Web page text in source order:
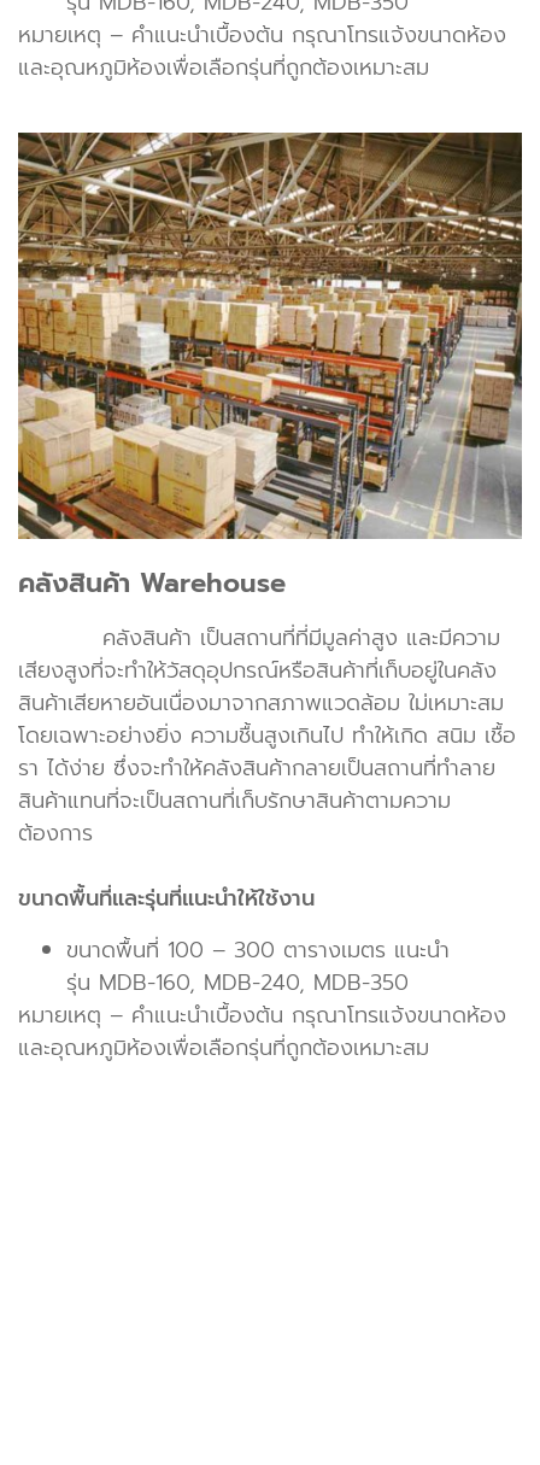
หมายเหตุ – คำแนะนำเบื้องต้น กรุณาโทรแจ้งขนาดห้อง
และอุณหภูมิห้องเพื่อเลือกรุ่นที่ถูกต้องเหมาะสม
คลังสินค้า Warehouse
คลังสินค้า เป็นสถานที่ที่มีมูลค่าสูง และมีความ
เสียงสูงที่จะทำให้วัสดุอุปกรณ์หรือสินค้าที่เก็บอยู่ในคลัง
สินค้าเสียหายอันเนื่องมาจากสภาพแวดล้อม ใม่เหมาะสม
โดยเฉพาะอย่างยิ่ง ความชื้นสูงเกินไป ทำให้เกิด สนิม เชื้อ
รา ได้ง่าย ซึ่งจะทำให้คลังสินค้ากลายเป็นสถานที่ทำลาย
สินค้าแทนที่จะเป็นสถานที่เก็บรักษาสินค้าตามความ
ต้องการ
ขนาดพื้นที่และรุ่นที่แนะนำให้ใช้งาน
ขนาดพื้นที่ 100 – 300 ตารางเมตร แนะนำ
รุ่น MDB-160, MDB-240, MDB-350
หมายเหตุ – คำแนะนำเบื้องต้น กรุณาโทรแจ้งขนาดห้อง
และอุณหภูมิห้องเพื่อเลือกรุ่นที่ถูกต้องเหมาะสม